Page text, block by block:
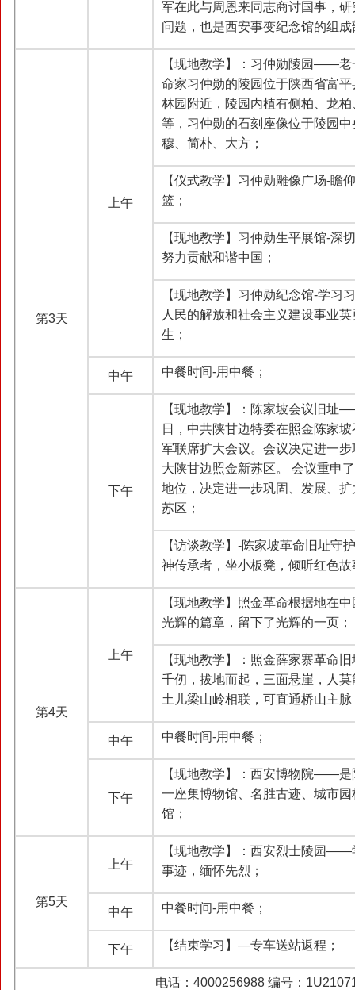
军在此与周恩来同志商讨国事，
问题，也是西安事变纪念馆的组成
第3天
上午
【现地教学】：习仲勋陵园——老
命家习仲勋的陵园位于陕西省富
林园附近，陵园内植有侧柏、龙
等，习仲勋的石刻座像位于陵园
穆、简朴、大方；
【仪式教学】习仲勋雕像广场-瞻
篮；
【现地教学】习仲勋生平展馆-深
努力贡献和谐中国；
【现地教学】习仲勋纪念馆-学习
人民的解放和社会主义建设事业
生；
中午 中餐时间-用中餐；
下午
【现地教学】：陈家坡会议旧址
日，中共陕甘边特委在照金陈家
军联席扩大会议。会议决定进一
大陕甘边照金新苏区。 会议重申
地位，决定进一步巩固、发展、
苏区；
【访谈教学】-陈家坡革命旧址守
神传承者，坐小板凳，倾听红色故
第4天
上午
【现地教学】照金革命根据地在
光辉的篇章，留下了光辉的一页；
【现地教学】：照金薛家寨革命
千仞，拔地而起，三面悬崖，人
土儿梁山岭相联，可直通桥山主脉
中午 中餐时间-用中餐；
下午
【现地教学】：西安博物院——是
一座集博物馆、名胜古迹、城市
馆；
第5天
上午
【现地教学】：西安烈士陵园——
事迹，缅怀先烈；
中午 中餐时间-用中餐；
下午 【结束学习】—专车送站返程；
电话：4000256988 编号：